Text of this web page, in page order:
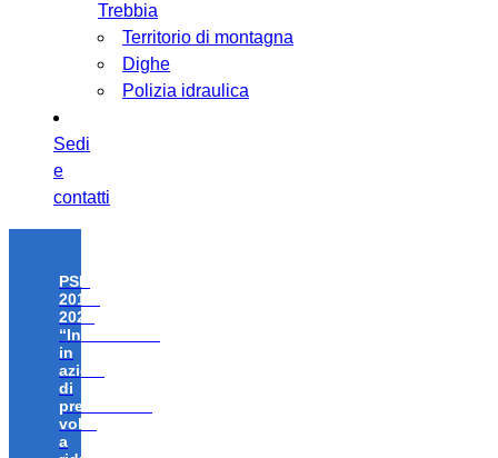
Trebbia
Territorio di montagna
Dighe
Polizia idraulica
Sedi
e
contatti
PSR
2014-
2020
“Investimenti
in
azioni
di
prevenzione
volte
a